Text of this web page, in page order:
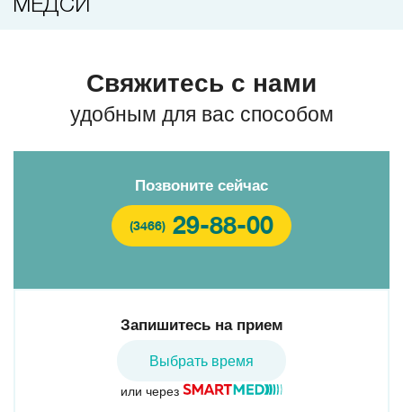
Свяжитесь с нами
удобным для вас способом
Позвоните сейчас
(3466) 29-88-00
Запишитесь на прием
Выбрать время
или через